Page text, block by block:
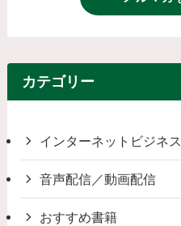
カテゴリー
インターネットビジネス
音声配信／動画配信
おすすめ書籍